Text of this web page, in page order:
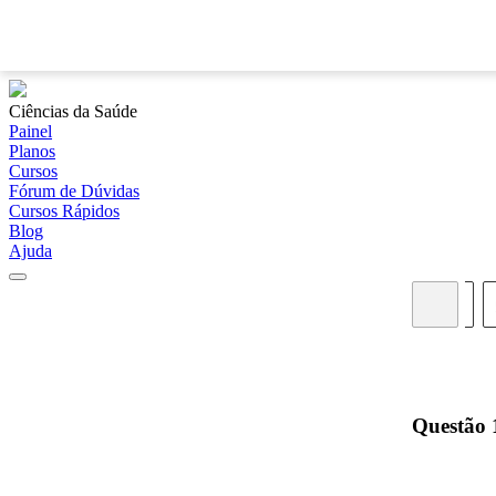
Ciências da Saúde
Painel
Planos
Cursos
Fórum de Dúvidas
Cursos Rápidos
Blog
Ajuda
Questão